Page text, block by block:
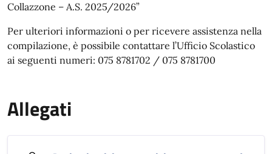
Collazzone – A.S. 2025/2026”
Per ulteriori informazioni o per ricevere assistenza nella
compilazione, è possibile contattare l’Ufficio Scolastico
ai seguenti numeri: 075 8781702 / 075 8781700
Allegati